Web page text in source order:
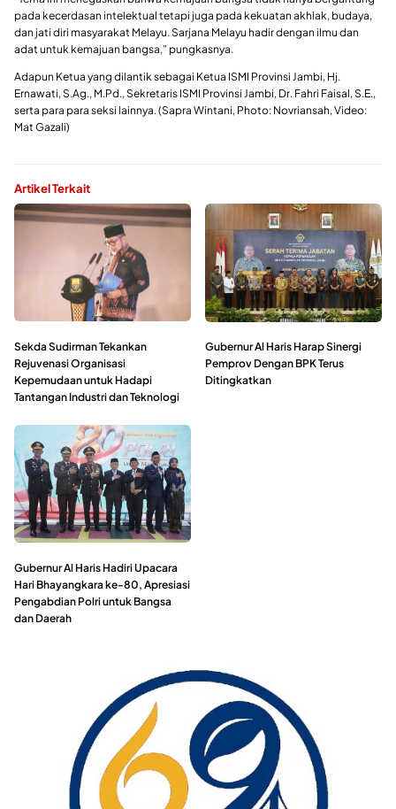
pada kecerdasan intelektual tetapi juga pada kekuatan akhlak, budaya,
dan jati diri masyarakat Melayu. Sarjana Melayu hadir dengan ilmu dan
adat untuk kemajuan bangsa,” pungkasnya.
Adapun Ketua yang dilantik sebagai Ketua ISMI Provinsi Jambi, Hj.
Ernawati, S.Ag., M.Pd., Sekretaris ISMI Provinsi Jambi, Dr. Fahri Faisal, S.E.,
serta para para seksi lainnya. (Sapra Wintani, Photo: Novriansah, Video:
Mat Gazali)
Artikel Terkait
Sekda Sudirman Tekankan
Rejuvenasi Organisasi
Kepemudaan untuk Hadapi
Tantangan Industri dan Teknologi
Gubernur Al Haris Harap Sinergi
Pemprov Dengan BPK Terus
Ditingkatkan
Gubernur Al Haris Hadiri Upacara
Hari Bhayangkara ke-80, Apresiasi
Pengabdian Polri untuk Bangsa
dan Daerah